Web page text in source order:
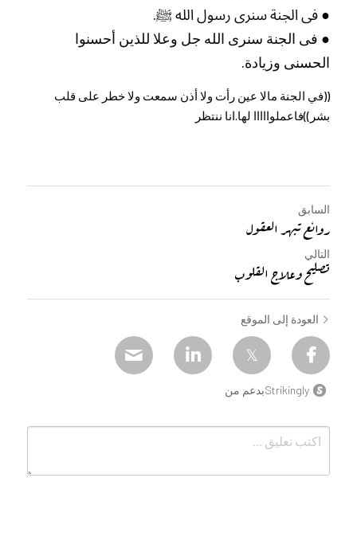
● فى الجنة سنرى رسول الله ﷺ.
الحسنى وزيادة.
بشر))فاعملوااااا لها.انا ننتظر
السابق
روائع تبهر العقول
التالي
تصليح وعلاج القلوب
العودة إلى الموقع
Strikinglyبدعم من